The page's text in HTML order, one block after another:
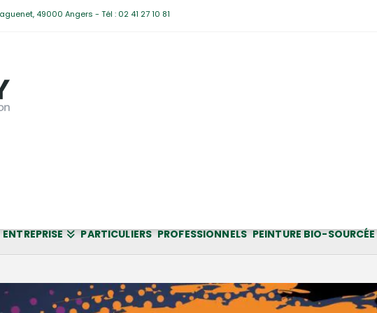
49000 Angers - Tél : 02 41 27 10 81
ENTREPRISE PARTICULIERS PROFESSIONNELS PEINTURE BIO-SOURCÉE